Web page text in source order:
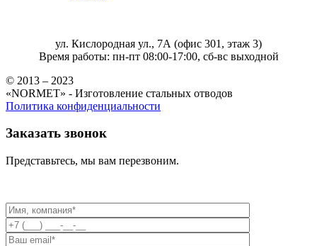
ул. Кислородная ул., 7А (офис 301, этаж 3)
Время работы: пн-пт 08:00-17:00, сб-вс выходной
© 2013 – 2023
«NORMET» - Изготовление стальных отводов
Политика конфиденциальности
Заказать звонок
Представьтесь, мы вам перезвоним.